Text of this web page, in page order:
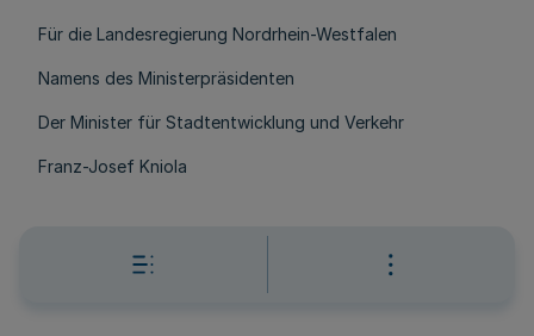
Für die Landesregierung Nordrhein-Westfalen
Namens des Ministerpräsidenten
Der Minister für Stadtentwicklung und Verkehr
Franz-Josef Kniola